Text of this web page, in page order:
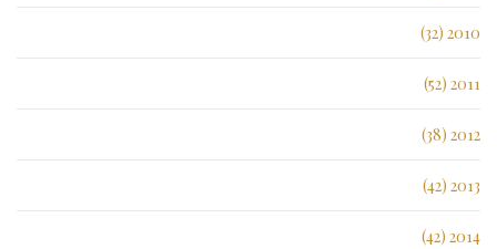
2010 (32)
2011 (52)
2012 (38)
2013 (42)
2014 (42)